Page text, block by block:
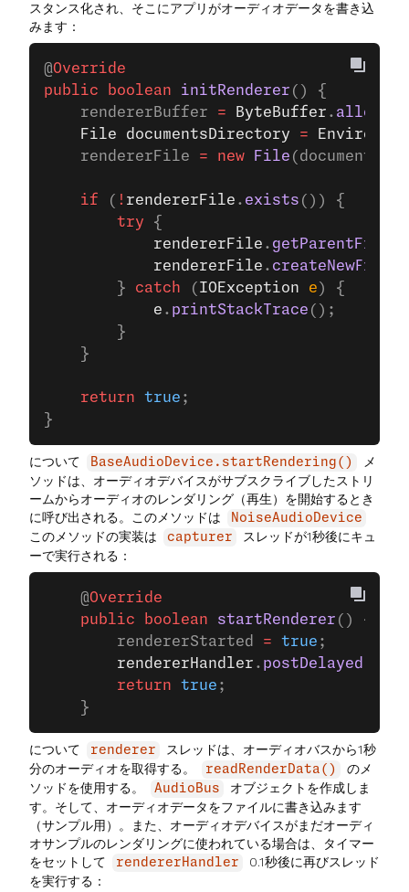
スタンス化され、そこにアプリがオーディオデータを書き込
みます：
@Override
public boolean initRenderer () {
    rendererBuffer
= ByteBuffer .
    File
documentsDirectory =
    rendererFile
= new File
    if
( ! rendererFile . exists ()) {
        try
{
            rendererFile
. getParentFile
            rendererFile
. createNewFile
        }
catch ( IOException e ) {
            e
. printStackTrace ();
        }
    }
    return
true ;
}
について BaseAudioDevice.startRendering()
メ
ソッドは、オーディオデバイスがサブスクライブしたストリ
ームからオーディオのレンダリング（再生）を開始するとき
に呼び出される。このメソッドは
NoiseAudioDevice
このメソッドの実装は capturer
スレッドが1秒後にキュ
ーで実行される：
    @
Override
    public
boolean startRenderer () {
        rendererStarted
= true ;
        rendererHandler
. postDelayed
        return
true ;
    }
について renderer
スレッドは、オーディオバスから1秒
分のオーディオを取得する。
readRenderData()
のメ
ソッドを使用する。
AudioBus
オブジェクトを作成しま
す。そして、オーディオデータをファイルに書き込みます
（サンプル用）。また、オーディオデバイスがまだオーディ
オサンプルのレンダリングに使われている場合は、タイマー
をセットして
rendererHandler
0.1秒後に再びスレッド
を実行する：